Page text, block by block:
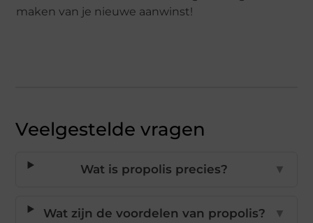
maken van je nieuwe aanwinst!
Veelgestelde vragen
Wat is propolis precies? ▼
Wat zijn de voordelen van propolis? ▼